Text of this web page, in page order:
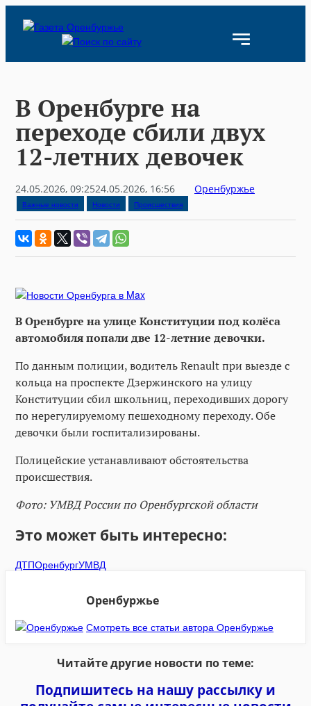
В Оренбурге на
переходе сбили двух
12-летних девочек
24.05.2026, 09:2524.05.2026, 16:56 Оренбуржье
Важные новости Новости Происшествия
В Оренбурге на улице Конституции под колёса
автомобиля попали две 12-летние девочки.
По данным полиции, водитель Renault при выезде с
кольца на проспекте Дзержинского на улицу
Конституции сбил школьниц, переходивших дорогу
по нерегулируемому пешеходному переходу. Обе
девочки были госпитализированы.
Полицейские устанавливают обстоятельства
происшествия.
Фото: УМВД России по Оренбургской области
Это может быть интересно:
ДТПОренбургУМВД
Оренбуржье
Смотреть все статьи автора Оренбуржье
Читайте другие новости по теме:
Подпишитесь на нашу рассылку и